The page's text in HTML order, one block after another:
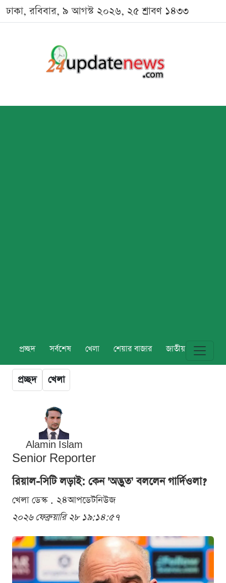
ঢাকা, রবিবার, ৯ আগস্ট ২০২৬, ২৫ শ্রাবণ ১৪৩৩
প্রচ্ছদ সর্বশেষ খেলা শেয়ার বাজার জাতীয় বিশ্ব
প্রচ্ছদ খেলা
Alamin Islam
Senior Reporter
রিয়াল-সিটি লড়াই: কেন 'অদ্ভুত' বললেন গার্দিওলা?
খেলা ডেস্ক . ২৪আপডেটনিউজ
২০২৬ ফেব্রুয়ারি ২৮ ১৯:১৪:৫৭